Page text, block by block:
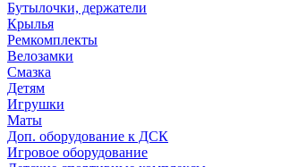
Бутылочки, держатели
Крылья
Ремкомплекты
Велозамки
Смазка
Детям
Игрушки
Маты
Доп. оборудование к ДСК
Игровое оборудование